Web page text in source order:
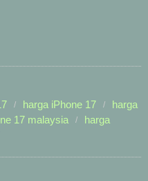
harga iPhone 17
harga
17 malaysia
harga